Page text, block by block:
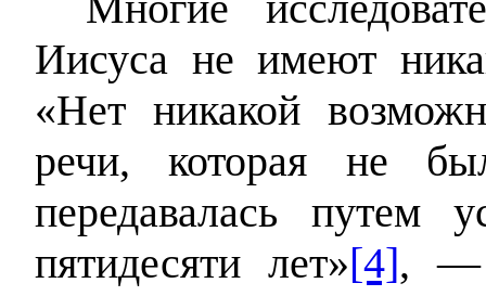
Иисуса не имеют
«Нет никакой
речи, которая не
передавалась путем
пятидесяти лет»[4], —